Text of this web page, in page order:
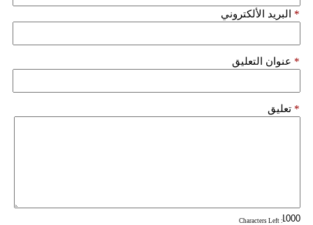
البريد الألكتروني *
عنوان التعليق *
تعليق *
: Characters Left